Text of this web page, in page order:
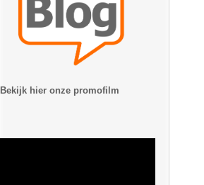
Bekijk hier onze promofilm